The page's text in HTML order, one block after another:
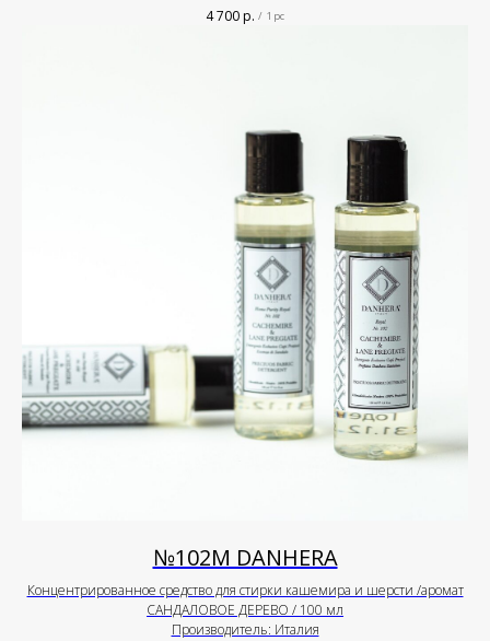
4 700р. / 1 pc
№102М DANHERA
Концентрированное средство для стирки кашемира и шерсти /аромат
САНДАЛОВОЕ ДЕРЕВО / 100 мл
Производитель: Италия